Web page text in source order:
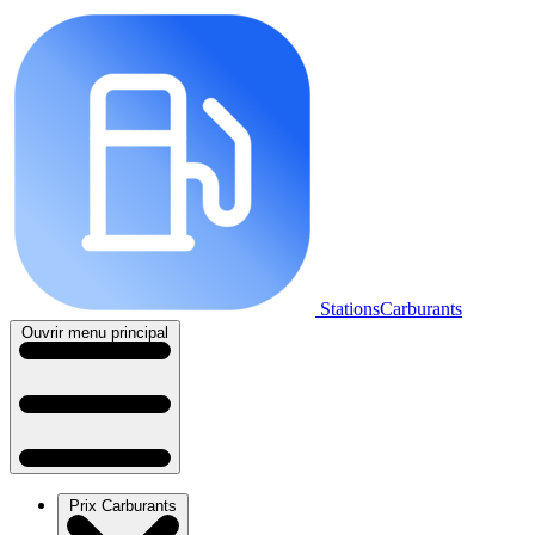
StationsCarburants
Ouvrir menu principal
Prix Carburants